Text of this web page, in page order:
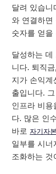
달려 있습니
와 연결하면
숫자를 얻을
달성하는 데
니다. 퇴직
지가 손익계
출입니다.
인프라 비용
다. 많은 인
바로 자기자
일부를 시너
조화하는 것